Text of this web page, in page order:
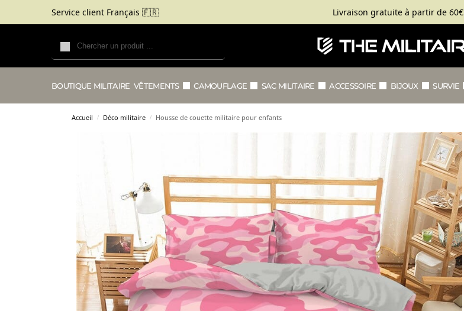
Service client Français 🇫🇷 Livraison gratuite à partir de 60€
BOUTIQUE MILITAIRE VÊTEMENTS CAMOUFLAGE SAC MILITAIRE ACCESSOIRE BIJOUX SURVIE
Accueil / Déco militaire / Housse de couette militaire pour enfants